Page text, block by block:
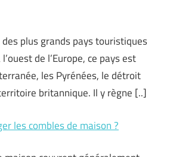
des plus grands pays touristiques
de l’Europe, ce pays est
les Pyrénées, le détroit
britannique. Il y règne [..]
les combles de maison ?